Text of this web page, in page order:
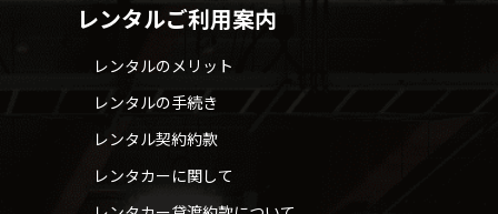
レンタルご利用案内
レンタルのメリット
レンタルの手続き
レンタル契約約款
レンタカーに関して